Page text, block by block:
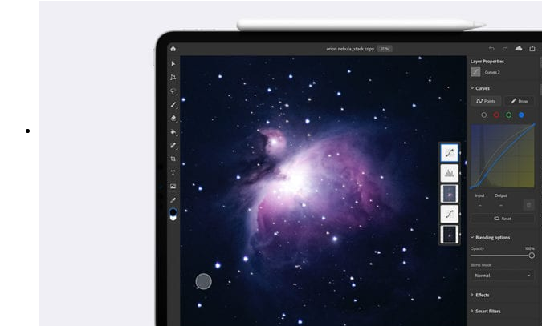
pdf, ps, acrobat, distiller
fonty, písmo, typografia
farby a color management návody